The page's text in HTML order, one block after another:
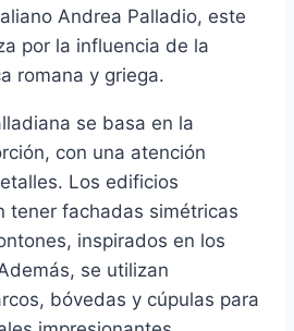
Andrea Palladio, este
por la influencia de la
romana y griega.
se basa en la
con una atención
Los edificios
tener fachadas simétricas
inspirados en los
se utilizan
bóvedas y cúpulas para